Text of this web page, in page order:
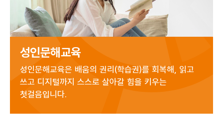
성인문해교육
성인문해교육은 배움의 권리(학습권)를 회복해, 읽고
쓰고 디지털까지 스스로 살아갈 힘을 키우는
첫걸음입니다.